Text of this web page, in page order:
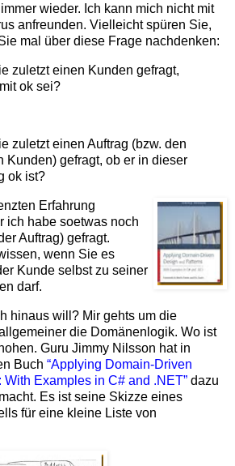
wieder. Ich kann mich nicht mit
anfreunden. Vielleicht spüren Sie,
mal über diese Frage nachdenken:
zuletzt einen Kunden gefragt,
ok sei?
zuletzt einen Auftrag (bzw. den
Kunden) gefragt, ob er in dieser
ok ist?
Erfahrung
ich habe soetwas noch
Auftrag) gefragt.
wenn Sie es
Kunde selbst zu seiner
darf.
hinaus will? Mir gehts um die
die Domänenlogik. Wo ist
Guru Jimmy Nilsson hat in
Buch “Applying Domain-Driven
With Examples in C# and .NET” dazu
Es ist seine Skizze eines
für eine kleine Liste von